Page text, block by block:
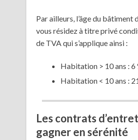
Par ailleurs, l’âge du bâtiment
vous résidez à titre privé
de TVA qui s’applique ainsi :
Habitation > 10 ans : 6
Habitation < 10 ans :
Les contrats
gagner en sérénité